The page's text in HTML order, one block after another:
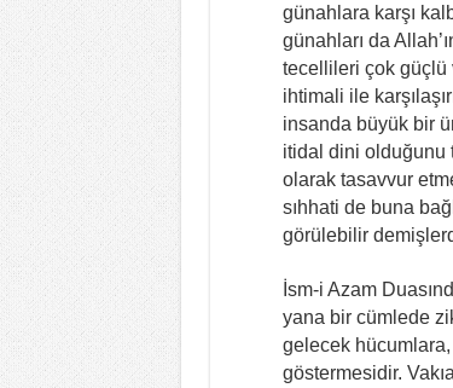
günahlara karşı
günahları da
tecellileri çok güçlü
ihtimali ile
insanda büyük bir
itidal dini olduğunu
olarak tasavvur
sıhhati de buna
görülebilir
İsm-i Azam
yana bir cümlede
gelecek hücumlara,
göstermesidir.